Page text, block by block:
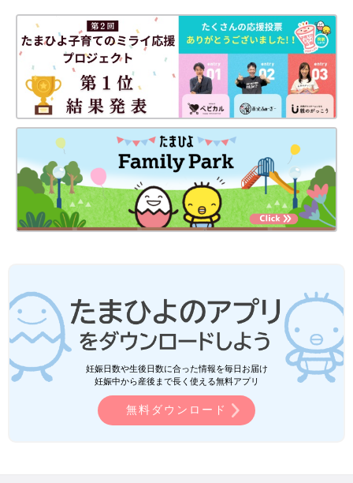
妊娠日数や生後日数に合った情報を毎日お届け
妊娠中から産後まで長く使える無料アプリ
無料ダウンロード